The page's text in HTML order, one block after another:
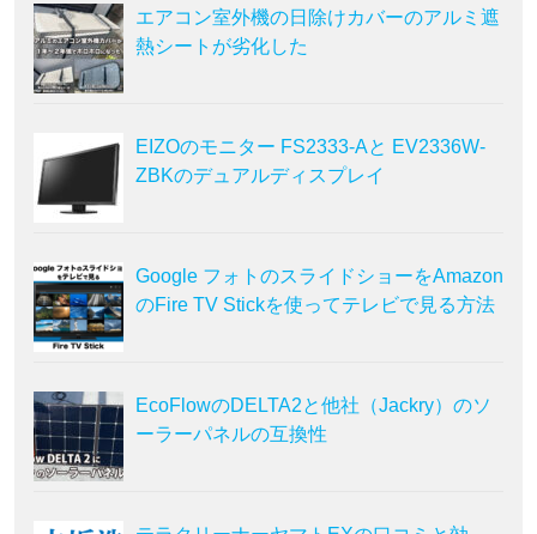
エアコン室外機の日除けカバーのアルミ遮
熱シートが劣化した
EIZOのモニター FS2333-Aと EV2336W-
ZBKのデュアルディスプレイ
Google フォトのスライドショーをAmazon
のFire TV Stickを使ってテレビで見る方法
EcoFlowのDELTA2と他社（Jackry）のソ
ーラーパネルの互換性